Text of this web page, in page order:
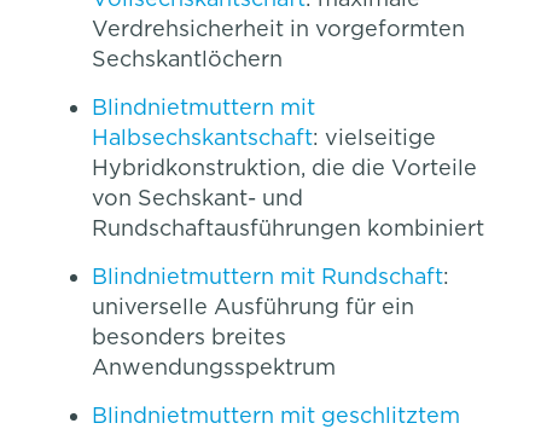
Verdrehsicherheit in vorgeformten
Sechskantlöchern
Blindnietmuttern mit
Halbsechskantschaft: vielseitige
Hybridkonstruktion, die die Vorteile
von Sechskant- und
Rundschaftausführungen kombiniert
Blindnietmuttern mit Rundschaft:
universelle Ausführung für ein
besonders breites
Anwendungsspektrum
Blindnietmuttern mit geschlitztem